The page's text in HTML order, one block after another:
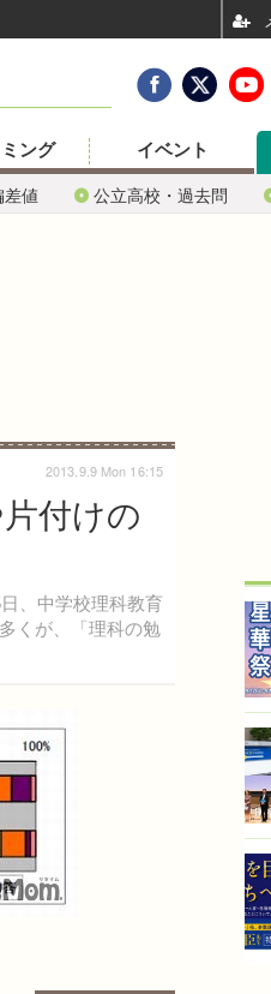
差値 公立高校・過去問
ング イベント
付けの
、中学校理科教育
くが、「理科の勉
2013.9.9 Mon 16:15